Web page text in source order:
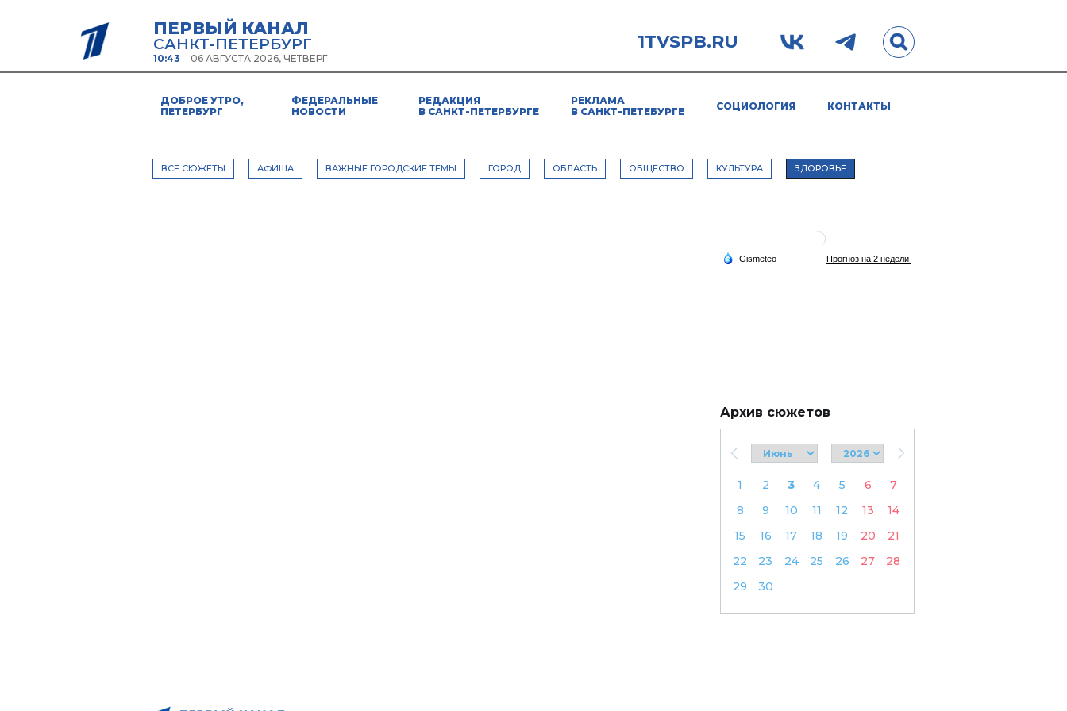
ПЕРВЫЙ КАНАЛ
САНКТ-ПЕТЕРБУРГ
10:43 06 АВГУСТА 2026, ЧЕТВЕРГ
1TVSPB.RU
ДОБРОЕ УТРО,
ПЕТЕРБУРГ
ФЕДЕРАЛЬНЫЕ
НОВОСТИ
РЕДАКЦИЯ
В САНКТ-ПЕТЕРБУРГЕ
РЕКЛАМА
В САНКТ-ПЕТЕБУРГЕ
СОЦИОЛОГИЯ КОНТАКТЫ
ВСЕ СЮЖЕТЫ АФИША ВАЖНЫЕ ГОРОДСКИЕ ТЕМЫ ГОРОД ОБЛАСТЬ ОБЩЕСТВО КУЛЬТУРА ЗДОРОВЬЕ
Архив сюжетов
1 2 3 4 5 6
7
8
9 10 11 12 13
14
15
16 17 18 19 20
21
22
23 24 25 26 27
28
29
30